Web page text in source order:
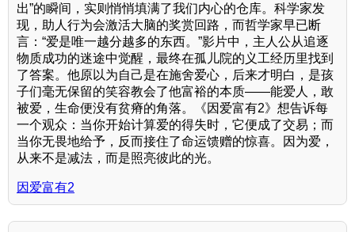
出”的瞬间，实则悄悄填满了我们内心的仓库。科学家发
现，助人行为会激活大脑的奖赏回路，而哲学家早已断
言：“爱是唯一越分越多的东西。”影片中，主人公从追逐
物质成功的迷途中觉醒，最终在孤儿院的义工经历里找到
了答案。他原以为自己是在施舍爱心，后来才明白，是孩
子们毫无保留的笑容教会了他富裕的本质——能爱人，敢
被爱，生命便没有贫瘠的角落。《因爱富有2》想告诉每
一个观众：当你开始计算爱的得失时，它便成了交易；而
当你无畏地给予，反而接住了命运馈赠的惊喜。因为爱，
从来不是减法，而是照亮彼此的光。
因爱富有2